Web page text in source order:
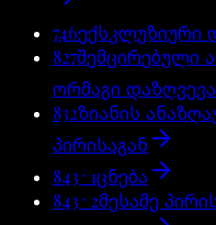
746ექსკლუზიური
827შემცირებული
ორმაგი დაზღვევა
832ზიანის
პირისაგან
843^1ცნება
843^2მესამე